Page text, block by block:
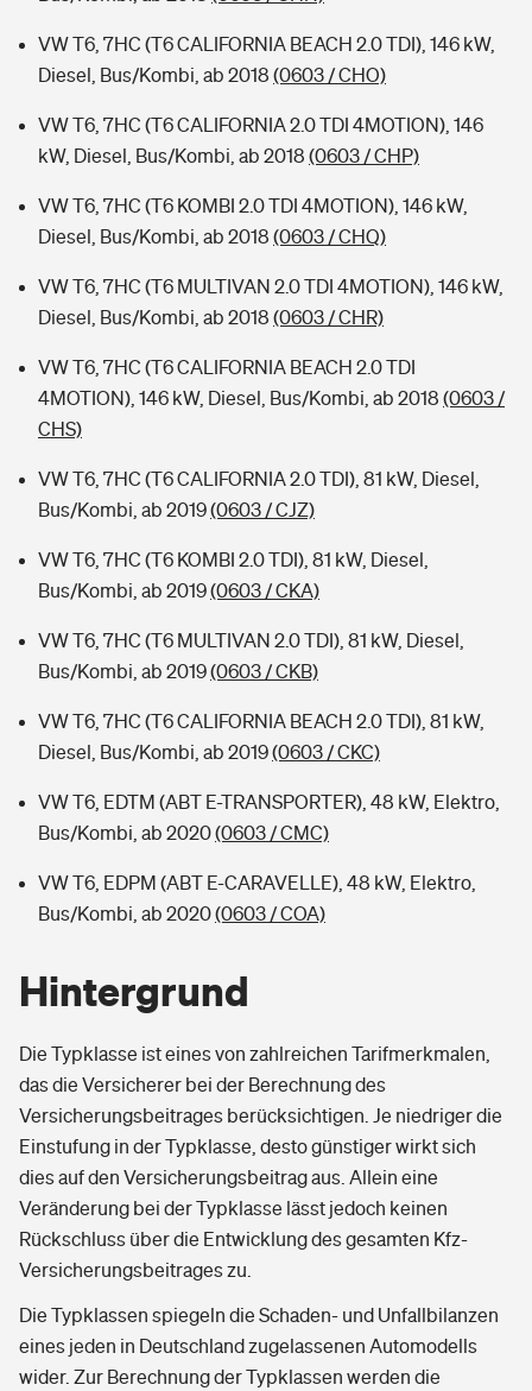
VW T6, 7HC (T6 CALIFORNIA BEACH 2.0 TDI), 146 kW,
Diesel, Bus/Kombi, ab 2018 (0603 / CHO)
VW T6, 7HC (T6 CALIFORNIA 2.0 TDI 4MOTION), 146
kW, Diesel, Bus/Kombi, ab 2018 (0603 / CHP)
VW T6, 7HC (T6 KOMBI 2.0 TDI 4MOTION), 146 kW,
Diesel, Bus/Kombi, ab 2018 (0603 / CHQ)
VW T6, 7HC (T6 MULTIVAN 2.0 TDI 4MOTION), 146 kW,
Diesel, Bus/Kombi, ab 2018 (0603 / CHR)
VW T6, 7HC (T6 CALIFORNIA BEACH 2.0 TDI
4MOTION), 146 kW, Diesel, Bus/Kombi, ab 2018 (0603 /
CHS)
VW T6, 7HC (T6 CALIFORNIA 2.0 TDI), 81 kW, Diesel,
Bus/Kombi, ab 2019(0603 / CJZ)
VW T6, 7HC (T6 KOMBI 2.0 TDI), 81 kW, Diesel,
Bus/Kombi, ab 2019(0603 / CKA)
VW T6, 7HC (T6 MULTIVAN 2.0 TDI), 81 kW, Diesel,
Bus/Kombi, ab 2019(0603 / CKB)
VW T6, 7HC (T6 CALIFORNIA BEACH 2.0 TDI), 81 kW,
Diesel, Bus/Kombi, ab 2019(0603 / CKC)
VW T6, EDTM (ABT E-TRANSPORTER), 48 kW, Elektro,
Bus/Kombi, ab 2020(0603 / CMC)
VW T6, EDPM (ABT E-CARAVELLE), 48 kW, Elektro,
Bus/Kombi, ab 2020(0603 / COA)
Hintergrund
Die Typklasse ist eines von zahlreichen Tarifmerkmalen,
das die Versicherer bei der Berechnung des
Versicherungsbeitrages berücksichtigen. Je niedriger die
Einstufung in der Typklasse, desto günstiger wirkt sich
dies auf den Versicherungsbeitrag aus. Allein eine
Veränderung bei der Typklasse lässt jedoch keinen
Rückschluss über die Entwicklung des gesamten Kfz-
Versicherungsbeitrages zu.
Die Typklassen spiegeln die Schaden- und Unfallbilanzen
eines jeden in Deutschland zugelassenen Automodells
wider. Zur Berechnung der Typklassen werden die